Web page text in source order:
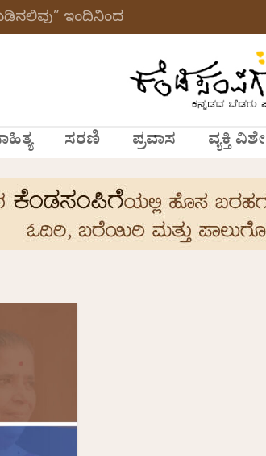
ಇಂದಿನಿಂದ
ಸರಣಿ ಪ್ರವಾಸ ವ್ಯಕ್ತಿ